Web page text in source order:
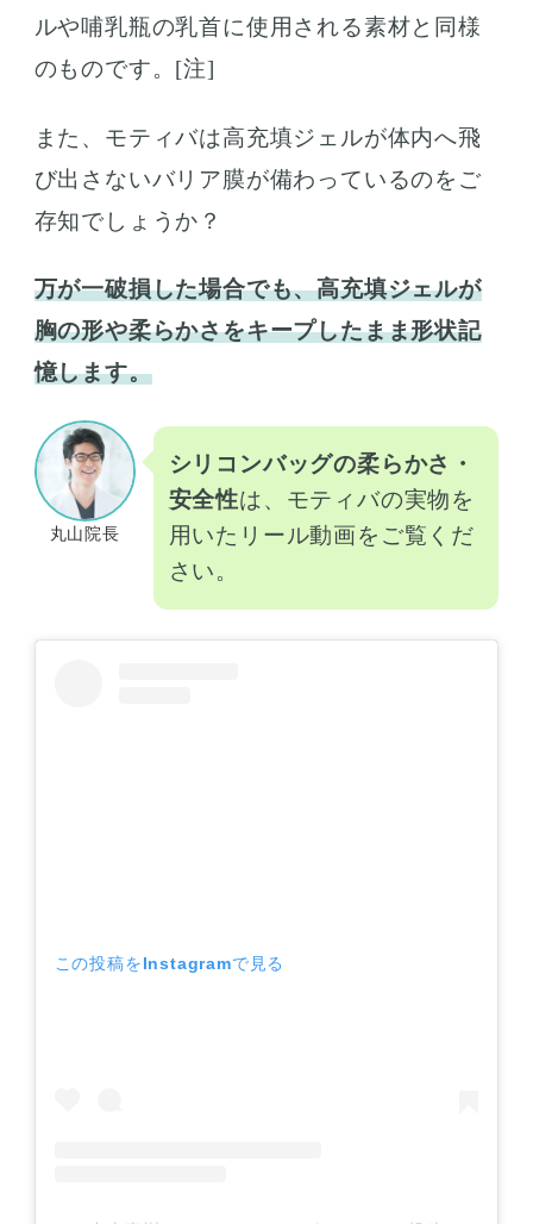
ルや哺乳瓶の乳首に使用される素材と同様
のものです。[注]
また、モティバは高充填ジェルが体内へ飛
び出さないバリア膜が備わっているのをご
存知でしょうか？
万が一破損した場合でも、高充填ジェルが
胸の形や柔らかさをキープしたまま形状記
憶します。
丸山院長
シリコンバッグの柔らかさ・
安全性は、モティバの実物を
用いたリール動画をご覧くだ
さい。
この投稿をInstagramで見る